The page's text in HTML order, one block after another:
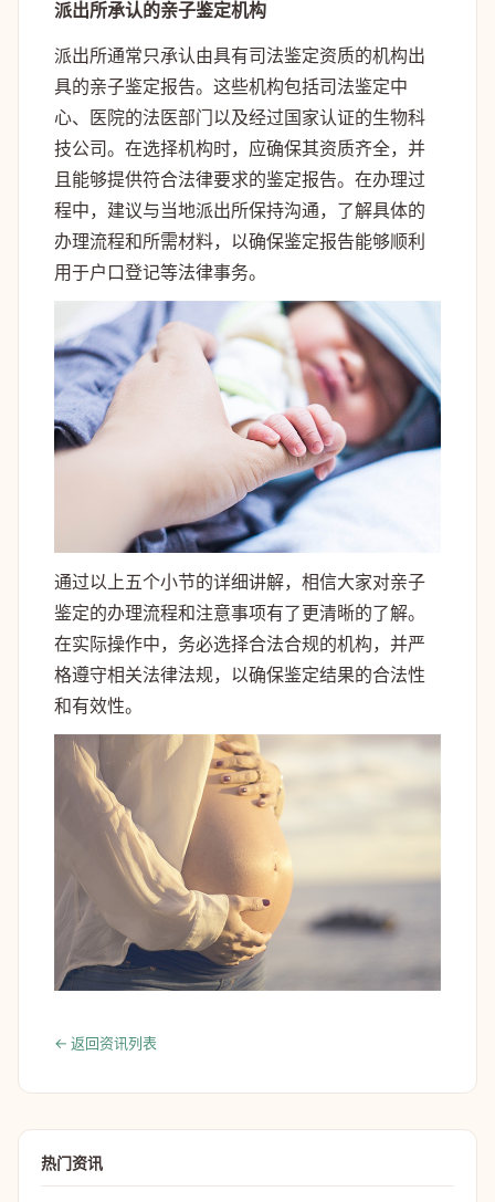
派出所承认的亲子鉴定机构
派出所通常只承认由具有司法鉴定资质的机构出
具的亲子鉴定报告。这些机构包括司法鉴定中
心、医院的法医部门以及经过国家认证的生物科
技公司。在选择机构时，应确保其资质齐全，并
且能够提供符合法律要求的鉴定报告。在办理过
程中，建议与当地派出所保持沟通，了解具体的
办理流程和所需材料，以确保鉴定报告能够顺利
用于户口登记等法律事务。
通过以上五个小节的详细讲解，相信大家对亲子
鉴定的办理流程和注意事项有了更清晰的了解。
在实际操作中，务必选择合法合规的机构，并严
格遵守相关法律法规，以确保鉴定结果的合法性
和有效性。
← 返回资讯列表
热门资讯